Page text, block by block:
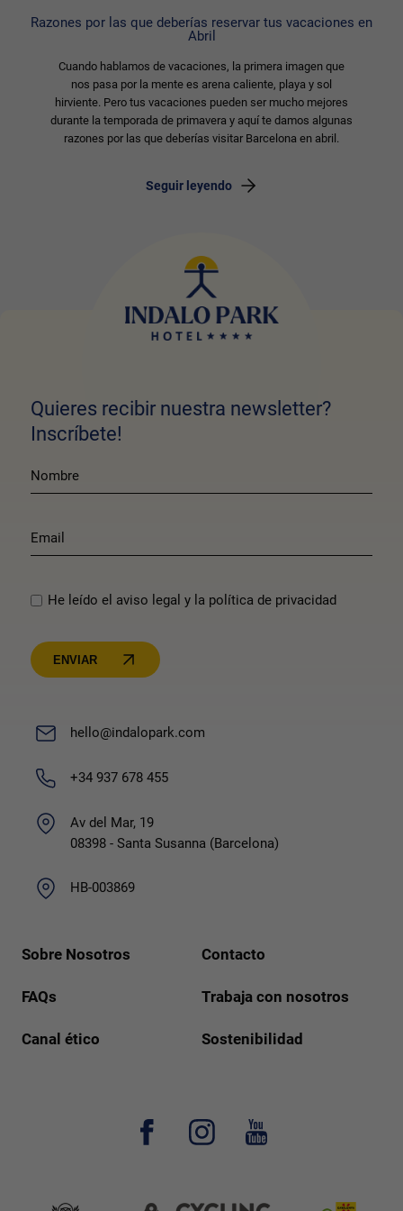
Razones por las que deberías reservar tus vacaciones en
Abril
Cuando hablamos de vacaciones, la primera imagen que
nos pasa por la mente es arena caliente, playa y sol
hirviente. Pero tus vacaciones pueden ser mucho mejores
durante la temporada de primavera y aquí te damos algunas
razones por las que deberías visitar Barcelona en abril.
Seguir leyendo
hello@indalopark.com
+34 937 678 455
Av del Mar, 19
08398 - Santa Susanna (Barcelona)
HB-003869
Sobre Nosotros Contacto
FAQs Trabaja con nosotros
Canal ético Sostenibilidad
Quieres recibir nuestra newsletter?
Inscríbete!
He leído el aviso legal y la política de privacidad
ENVIAR